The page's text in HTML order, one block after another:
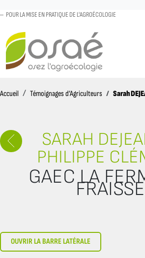
POUR LA MISE EN PRATIQUE DE L'AGROÉCOLOGIE
Accueil AccueilTémoignages d’Agriculteurs Sarah
SARAH
PHILIPPE
GAEC LA
FRAISSE
OUVRIR LA BARRE LATÉRALE